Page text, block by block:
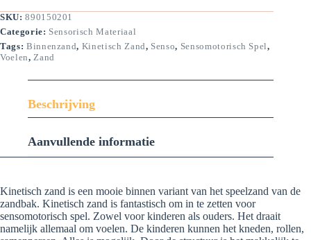
SKU:890150201
Categorie: Sensorisch Materiaal
Tags: Binnenzand, Kinetisch Zand, Senso, Sensomotorisch Spel,
Voelen, Zand
Beschrijving
Aanvullende informatie
Kinetisch zand is een mooie binnen variant van het speelzand van de
zandbak. Kinetisch zand is fantastisch om in te zetten voor
sensomotorisch spel. Zowel voor kinderen als ouders. Het draait
namelijk allemaal om voelen. De kinderen kunnen het kneden, rollen,